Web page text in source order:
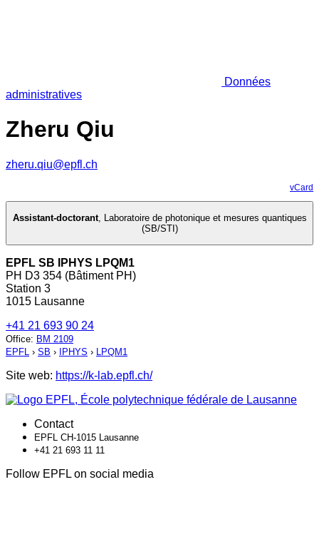
Données
administratives
Zheru Qiu
zheru.qiu@epfl.ch
vCard
Assistant-doctorant, Laboratoire de photonique et mesures quantiques
(SB/STI)
EPFL SB IPHYS LPQM1
PH D3 354 (Bâtiment PH)
Station 3
1015 Lausanne
+41 21 693 90 24
Office: BM 2109
EPFL › SB › IPHYS › LPQM1
Site web: https://k-lab.epfl.ch/
Contact
EPFL CH-1015 Lausanne
+41 21 693 11 11
Follow EPFL on social media